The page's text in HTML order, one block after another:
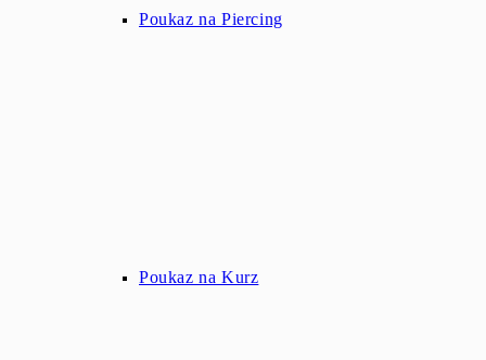
Poukaz na Piercing
Poukaz na Kurz